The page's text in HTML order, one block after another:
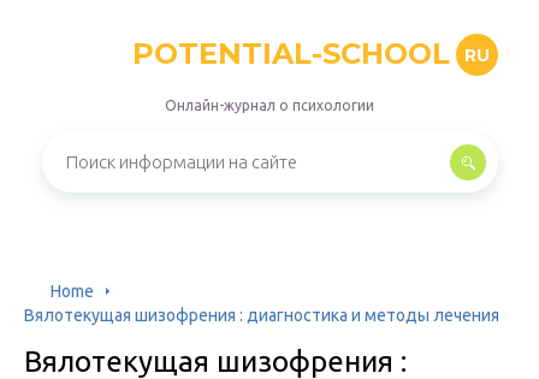
POTENTIAL-SCHOOL RU
Онлайн-журнал о психологии
Home
Вялотекущая шизофрения : диагностика и методы лечения
Вялотекущая шизофрения :